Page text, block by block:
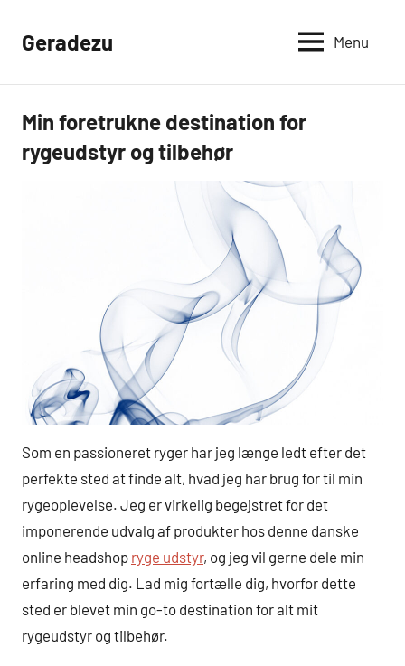
Geradezu Menu
Hobby
Min foretrukne destination for
rygeudstyr og tilbehør
Som en passioneret ryger har jeg længe ledt efter det
perfekte sted at finde alt, hvad jeg har brug for til min
rygeoplevelse. Jeg er virkelig begejstret for det
imponerende udvalg af produkter hos denne danske
online headshop ryge udstyr, og jeg vil gerne dele min
erfaring med dig. Lad mig fortælle dig, hvorfor dette
sted er blevet min go-to destination for alt mit
rygeudstyr og tilbehør.